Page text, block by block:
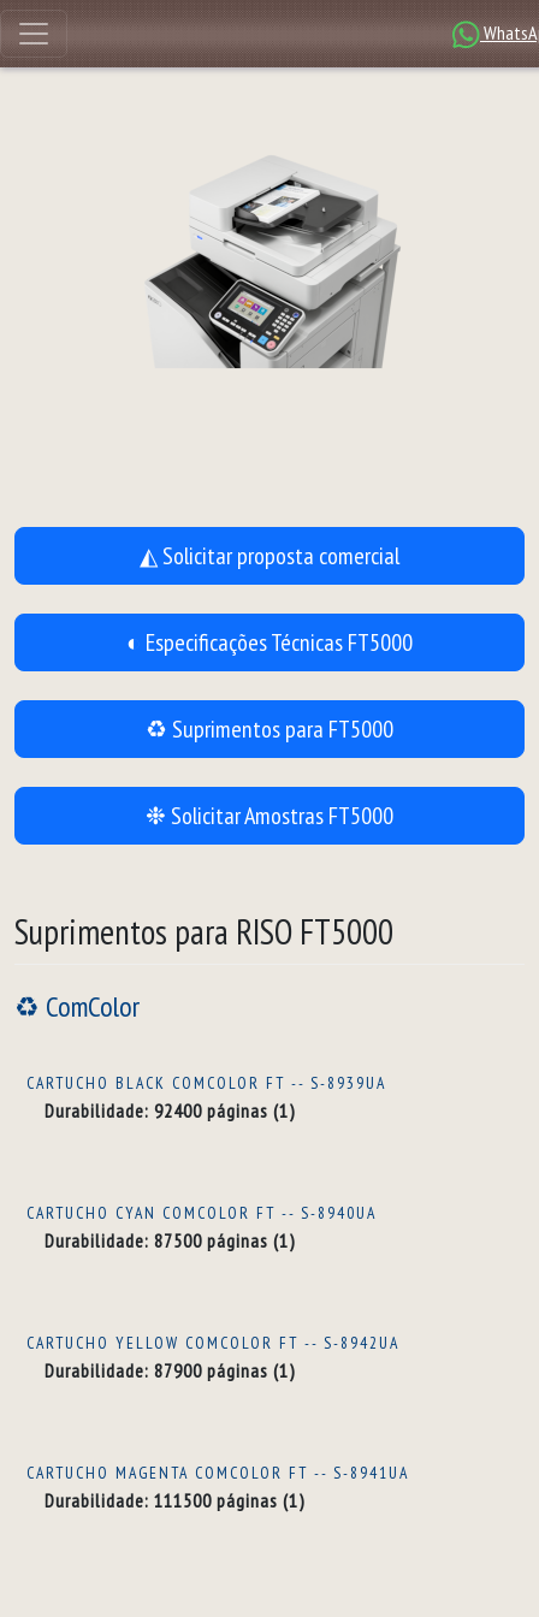
◭ Solicitar proposta comercial
◐ Especificações Técnicas FT5000
♻ Suprimentos para FT5000
❉ Solicitar Amostras FT5000
Suprimentos para RISO FT5000
♻ ComColor
CARTUCHO BLACK COMCOLOR FT -- S-8939UA
Durabilidade: 92400 páginas (1)
CARTUCHO CYAN COMCOLOR FT -- S-8940UA
Durabilidade: 87500 páginas (1)
CARTUCHO YELLOW COMCOLOR FT -- S-8942UA
Durabilidade: 87900 páginas (1)
CARTUCHO MAGENTA COMCOLOR FT -- S-8941UA
Durabilidade: 111500 páginas (1)